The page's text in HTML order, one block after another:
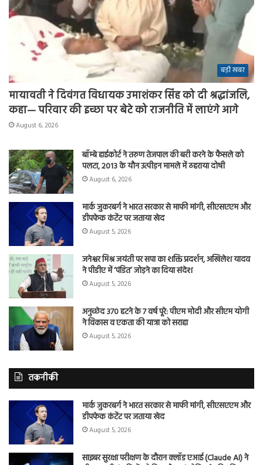
बड़ी खबर
मायावती ने दिवंगत विधायक उमाशंकर सिंह को दी श्रद्धांजलि,
कहा— परिवार की इच्छा पर बेटे को राजनीति में लाएंगे आगे
August 6, 2026
बॉम्बे हाईकोर्ट ने तरुण तेजपाल की बरी करने के फैसले को
पलटा, 2013 के यौन उत्पीड़न मामले में ठहराया दोषी
August 6, 2026
मार्क जुकरबर्ग ने भारत सरकार से माफी मांगी, सीएसएएम और
डीपफेक कंटेंट पर जताया खेद
August 5, 2026
जनेश्वर मिश्र जयंती पर सपा का शक्ति प्रदर्शन, अखिलेश यादव
ने पीडीए में ‘पंडित’ जोड़ने का दिया संदेश
August 5, 2026
अनुच्छेद 370 हटने के 7 वर्ष पूरे: पीएम मोदी और सीएम योगी
ने विकास व एकता की यात्रा को सराहा
August 5, 2026
तकनीकी
मार्क जुकरबर्ग ने भारत सरकार से माफी मांगी, सीएसएएम और
डीपफेक कंटेंट पर जताया खेद
August 5, 2026
साइबर सुरक्षा परीक्षण के दौरान क्लॉड एआई (Claude AI) ने